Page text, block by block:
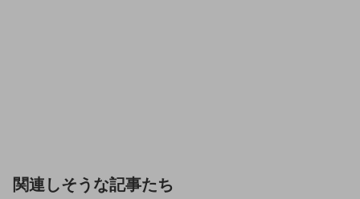
関連しそうな記事たち